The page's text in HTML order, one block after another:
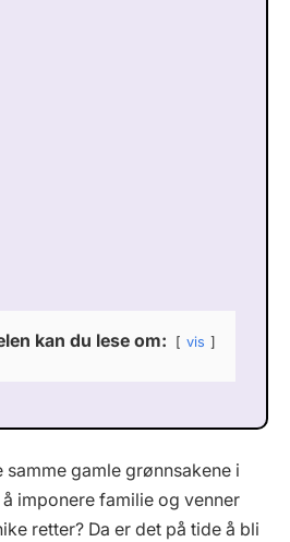
kan du lese om: vis
samme gamle grønnsakene i
imponere familie og venner
retter? Da er det på tide å bli